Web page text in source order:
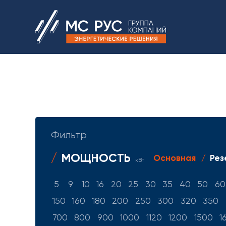
Фильтр
МОЩНОСТЬ кВт Основная
5 9 10 16 20 25 30 35 40 50
60
150
160 180 200 250 300 320 350
700
800 900 1000 1120 1200 1500